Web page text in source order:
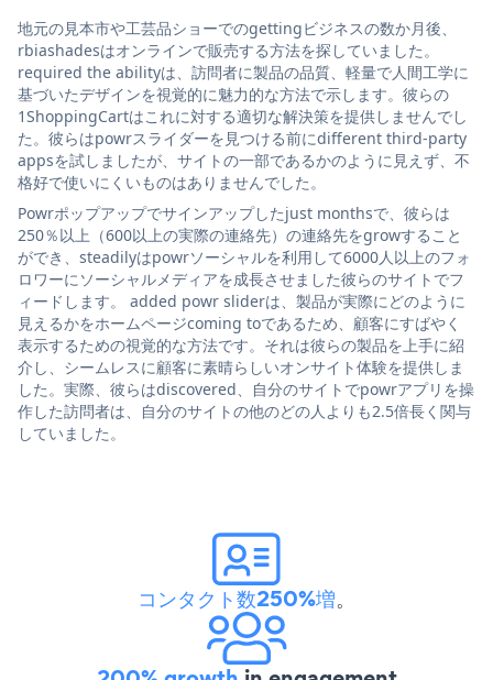
地元の見本市や工芸品ショーでのgettingビジネスの数か月後、
rbiashadesはオンラインで販売する方法を探していました。
required the abilityは、訪問者に製品の品質、軽量で人間工学に
基づいたデザインを視覚的に魅力的な方法で示します。彼らの
1ShoppingCartはこれに対する適切な解決策を提供しませんでし
た。彼らはpowrスライダーを見つける前にdifferent third-party
appsを試しましたが、サイトの一部であるかのように見えず、不
格好で使いにくいものはありませんでした。
Powrポップアップでサインアップしたjust monthsで、彼らは
250％以上（600以上の実際の連絡先）の連絡先をgrowすること
ができ、steadilyはpowrソーシャルを利用して6000人以上のフォ
ロワーにソーシャルメディアを成長させました彼らのサイトでフ
ィードします。 added powr sliderは、製品が実際にどのように
見えるかをホームページcoming toであるため、顧客にすばやく
表示するための視覚的な方法です。それは彼らの製品を上手に紹
介し、シームレスに顧客に素晴らしいオンサイト体験を提供しま
した。実際、彼らはdiscovered、自分のサイトでpowrアプリを操
作した訪問者は、自分のサイトの他のどの人よりも2.5倍長く関与
していました。
コンタクト数250%増。